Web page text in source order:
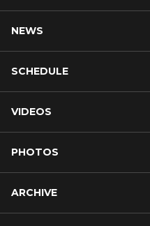
NEWS
SCHEDULE
VIDEOS
PHOTOS
ARCHIVE